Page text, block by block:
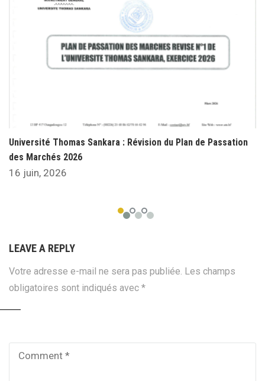
Université Thomas Sankara : Révision du Plan de Passation
des Marchés 2026
16 juin, 2026
LEAVE A REPLY
Votre adresse e-mail ne sera pas publiée. Les champs
obligatoires sont indiqués avec *